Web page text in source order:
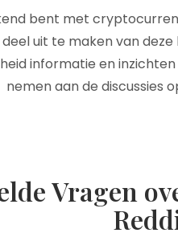
bent met
uit te maken van
informatie en
nemen aan de discussies
Vragen